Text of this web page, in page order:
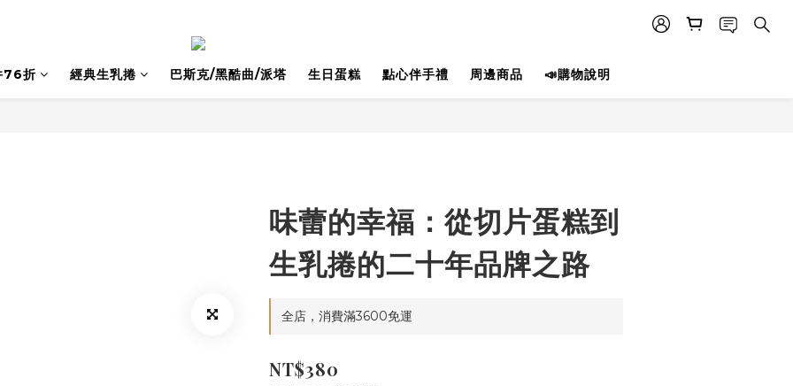
76折 經典生乳捲 巴斯克/黑酷曲/派塔 生日蛋糕 點心伴手禮 周邊商品 📣購物說明
味蕾的幸福：從切片蛋糕到
生乳捲的二十年品牌之路
全店，消費滿3600免運
NT$380